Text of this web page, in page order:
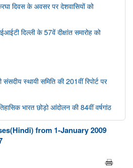
दिवस के अवसर पर देशवासियों को
दिल्ली के 57वें दीक्षांत समारोह को
स्थायी समिति की 201वीं रिपोर्ट पर
भारत छोड़ो आंदोलन की 84वीं वर्षगांठ
from 1-January 2009